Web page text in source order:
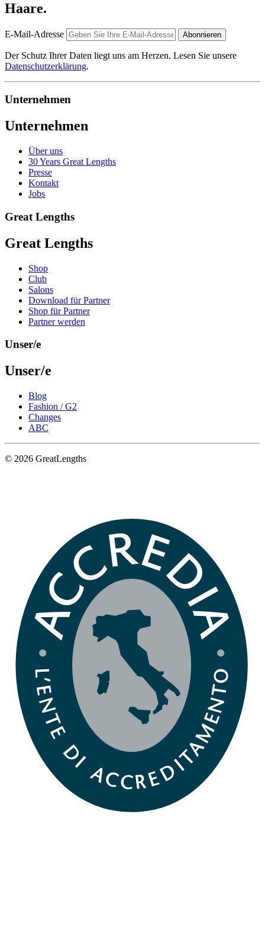
Haare.
E-Mail-Adresse Abonnieren
Der Schutz Ihrer Daten liegt uns am Herzen. Lesen Sie unsere
Datenschutzerklärung.
Unternehmen
Unternehmen
Über uns
30 Years Great Lengths
Presse
Kontakt
Jobs
Great Lengths
Great Lengths
Shop
Club
Salons
Download für Partner
Shop für Partner
Partner werden
Unser/e
Unser/e
Blog
Fashion / G2
Changes
ABC
© 2026 GreatLengths